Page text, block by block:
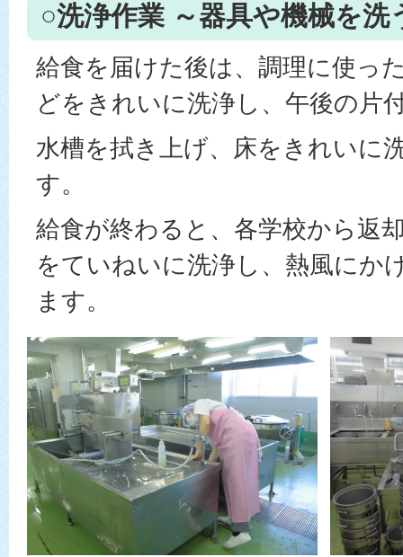
○洗浄作業 ～器具や機械を洗
給食を届けた後は、調理に使っ
どをきれいに洗浄し、午後の片
水槽を拭き上げ、床をきれいに
す。
給食が終わると、各学校から返
をていねいに洗浄し、熱風にか
ます。